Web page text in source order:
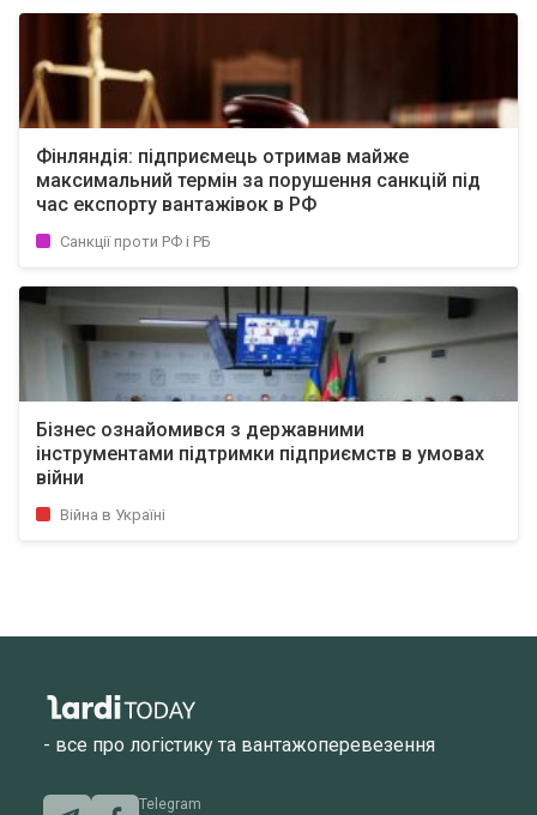
Фінляндія: підприємець отримав майже
максимальний термін за порушення санкцій під
час експорту вантажівок в РФ
Санкції проти РФ і РБ
Бізнес ознайомився з державними
інструментами підтримки підприємств в умовах
війни
Війна в Україні
- все про логістику та вантажоперевезення
Telegram